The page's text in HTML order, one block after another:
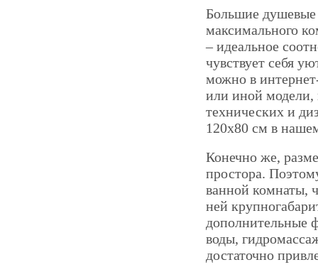
Большие
максимального
– идеальное
чувствует себя
можно в
или иной модели,
технических и
120х80 см в
Конечно же,
простора.
ванной комнаты,
ней
дополнительные
воды,
достаточно